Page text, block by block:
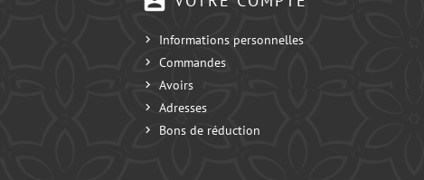
Informations personnelles
Commandes
Avoirs
Adresses
Bons de réduction